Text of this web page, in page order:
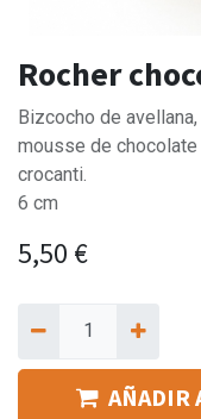
Rocher
Bizcocho de
mousse de
crocanti.
6 cm
5,50 €
AÑADIR